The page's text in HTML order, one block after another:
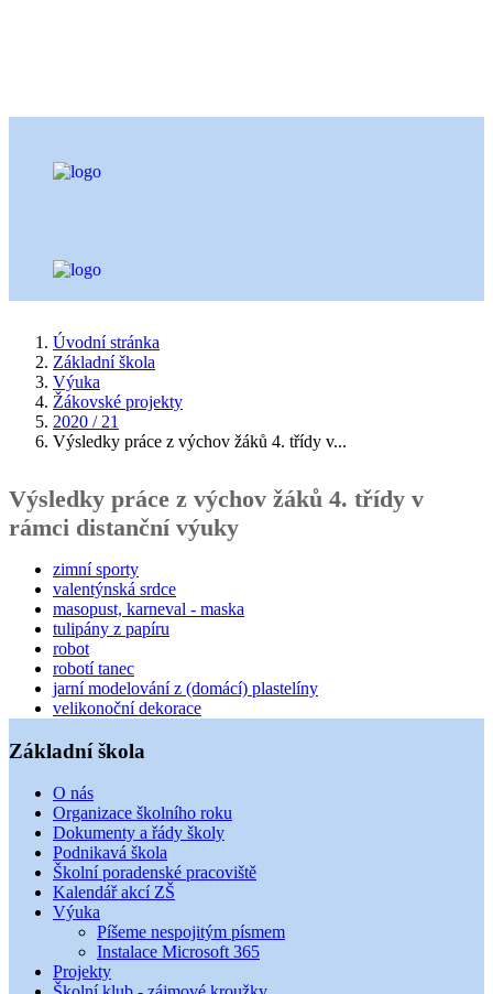
Úvodní stránka
Základní škola
Výuka
Žákovské projekty
2020 / 21
Výsledky práce z výchov žáků 4. třídy v...
Výsledky práce z výchov žáků 4. třídy v
rámci distanční výuky
zimní sporty
valentýnská srdce
masopust, karneval - maska
tulipány z papíru
robot
robotí tanec
jarní modelování z (domácí) plastelíny
velikonoční dekorace
Základní škola
O nás
Organizace školního roku
Dokumenty a řády školy
Podnikavá škola
Školní poradenské pracoviště
Kalendář akcí ZŠ
Výuka
Píšeme nespojitým písmem
Instalace Microsoft 365
Projekty